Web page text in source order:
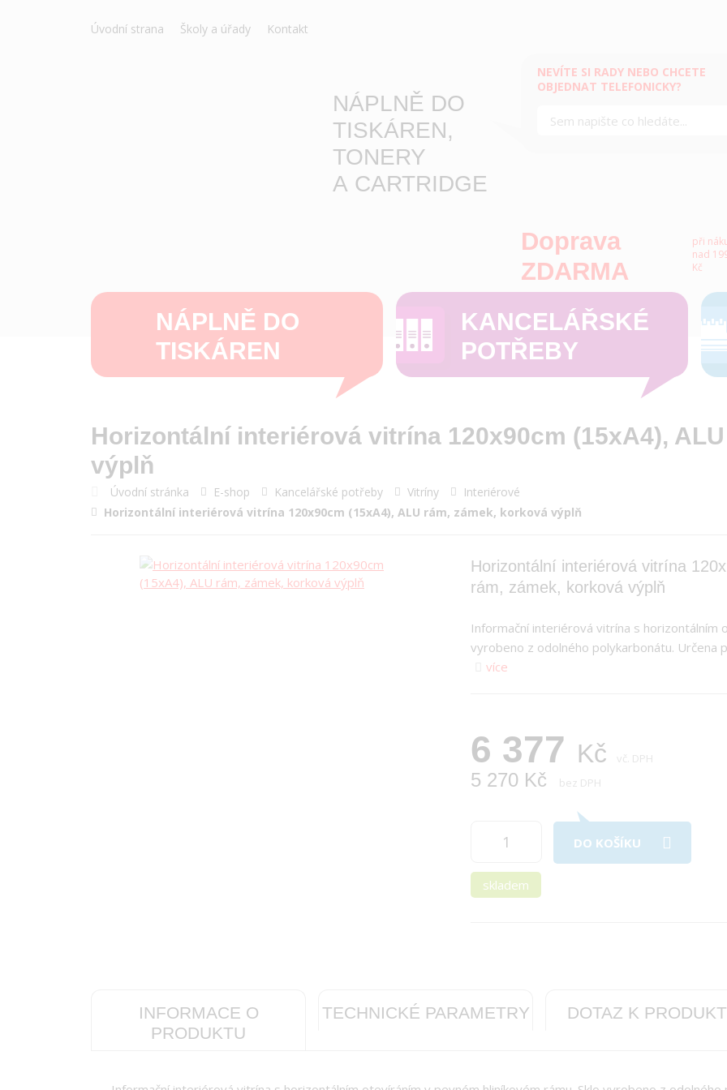
Úvodní strana Školy a úřady Kontakt
NÁPLNĚ DO
TISKÁREN,
TONERY
A CARTRIDGE
NEVÍTE SI RADY NEBO CHCETE
OBJEDNAT TELEFONICKY?
Doprava
ZDARMA
při
nad
Kč
NÁPLNĚ DO
TISKÁREN
KANCELÁŘSKÉ
POTŘEBY
Horizontální interiérová vitrína 120x90cm (15xA4),
výplň
Úvodní stránka E-shop Kancelářské potřeby Vitríny
Interiérové
Horizontální interiérová vitrína 120x90cm (15xA4), ALU rám, zámek, korková výplň
Horizontální interiérová vitrína
rám, zámek, korková výplň
Informační interiérová vitrína s horizontálním
vyrobeno z odolného polykarbonátu.
více
6 377 Kč vč. DPH
5 270 Kč bez DPH
DO KOŠÍKU
skladem
INFORMACE O
PRODUKTU
TECHNICKÉ PARAMETRY DOTAZ K